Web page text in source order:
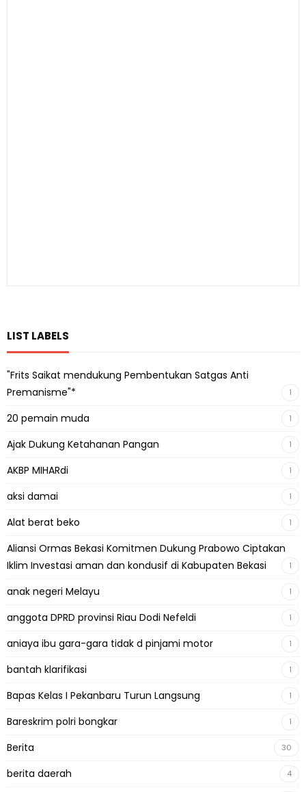
LIST LABELS
"Frits Saikat mendukung Pembentukan Satgas Anti
Premanisme"*
1
20 pemain muda 1
Ajak Dukung Ketahanan Pangan 1
AKBP MIHARdi 1
aksi damai 1
Alat berat beko 1
Aliansi Ormas Bekasi Komitmen Dukung Prabowo Ciptakan
Iklim Investasi aman dan kondusif di Kabupaten Bekasi
1
anak negeri Melayu 1
anggota DPRD provinsi Riau Dodi Nefeldi 1
aniaya ibu gara-gara tidak d pinjami motor 1
bantah klarifikasi 1
Bapas Kelas I Pekanbaru Turun Langsung 1
Bareskrim polri bongkar 1
Berita 30
berita daerah 4